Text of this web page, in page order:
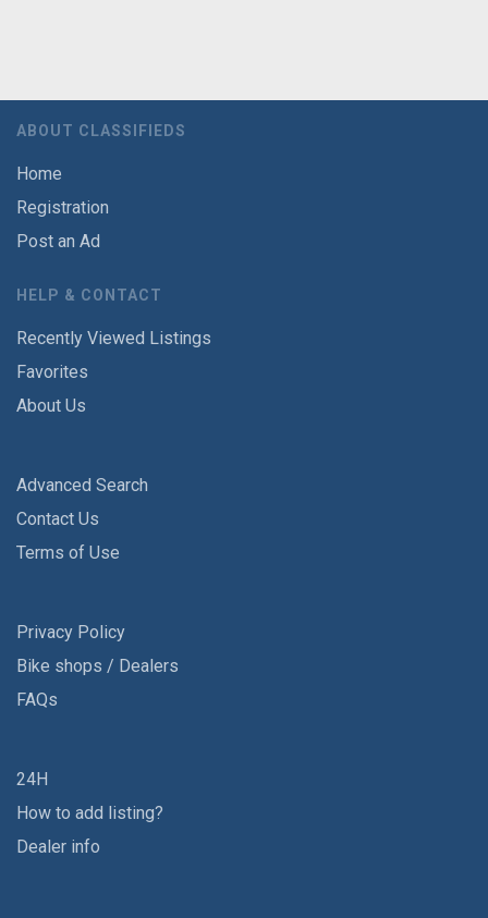
ABOUT CLASSIFIEDS
Home
Registration
Post an Ad
HELP & CONTACT
Recently Viewed Listings
Favorites
About Us
Advanced Search
Contact Us
Terms of Use
Privacy Policy
Bike shops / Dealers
FAQs
24H
How to add listing?
Dealer info